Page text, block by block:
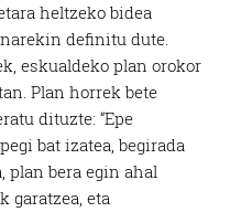
heltzeko bidea
definitu dute.
eskualdeko plan orokor
Plan horrek bete
dituzte: “Epe
bat izatea, begirada
bera egin ahal
garatzea, eta